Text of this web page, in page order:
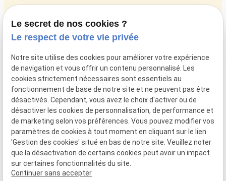
08 139 50 15
296 Chaussée de Louvain
5004 NAMUR
Mentions
légales
Politique de
confidentialité
Plan du
site
Gestion
des
Le secret de nos cookies ?
Le respect de votre vie privée
Notre site utilise des cookies pour améliorer votre expérience
de navigation et vous offrir un contenu personnalisé. Les
cookies strictement nécessaires sont essentiels au
fonctionnement de base de notre site et ne peuvent pas être
désactivés. Cependant, vous avez le choix d'activer ou de
désactiver les cookies de personnalisation, de performance et
de marketing selon vos préférences. Vous pouvez modifier vos
paramètres de cookies à tout moment en cliquant sur le lien
'Gestion des cookies' situé en bas de notre site. Veuillez noter
que la désactivation de certains cookies peut avoir un impact
sur certaines fonctionnalités du site.
Continuer sans accepter